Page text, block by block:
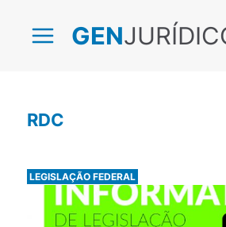
GEN
RDC
LEGISLAÇÃO FEDERAL